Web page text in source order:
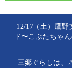
12/17（土）鷹野
ド〜こぶたちゃ
三郷ぐらしは、